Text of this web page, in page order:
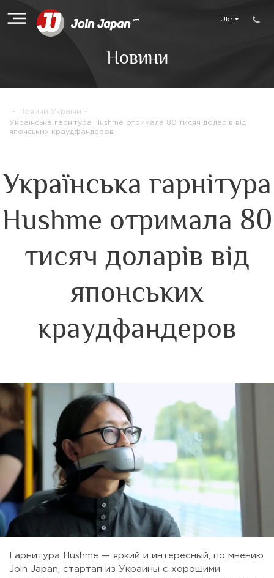
Ukr
Новини
- Новини України
-
Українська гарнітура Hushme отримала 80 тисяч доларів від
японських краудфандеров
Українська гарнітура
Hushme отримала 80
тисяч доларів від
японських
краудфандеров
Гарнитура Hushme — яркий и интересный, по мнению
Join Japan, стартап из Украины с хорошими